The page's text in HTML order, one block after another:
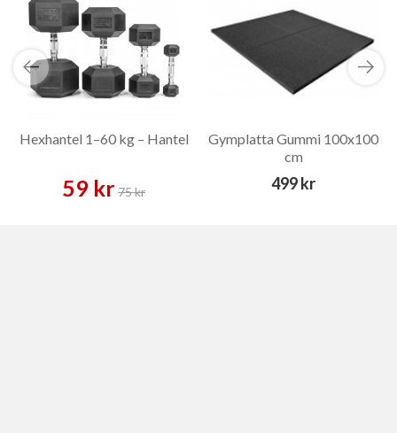
Hexhantel 1–60 kg – Hantel
59 kr75 kr
Gymplatta Gummi 100x100
cm
499 kr